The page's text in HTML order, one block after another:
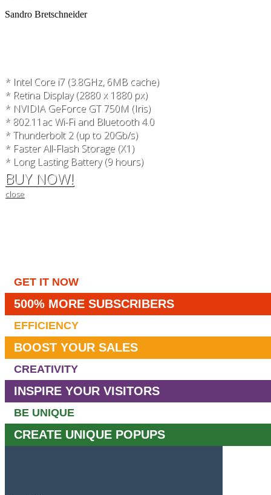
Sandro Bretschneider
* Intel Core i7 (3.8GHz, 6MB cache)
* Retina Display (2880 x 1880 px)
* NVIDIA GeForce GT 750M (Iris)
* 802.11ac Wi-Fi and Bluetooth 4.0
* Thunderbolt 2 (up to 20Gb/s)
* Faster All-Flash Storage (X1)
* Long Lasting Battery (9 hours)
BUY NOW!
close
GET IT NOW
500% MORE SUBSCRIBERS
EFFICIENCY
BOOST YOUR SALES
CREATIVITY
INSPIRE YOUR VISITORS
BE UNIQUE
CREATE UNIQUE POPUPS